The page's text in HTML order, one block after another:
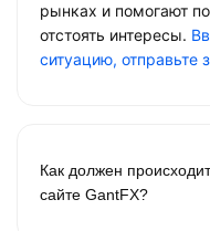
рынках и помогают
отстоять интересы.
ситуацию, отправьте
Как должен
сайте GantFX?